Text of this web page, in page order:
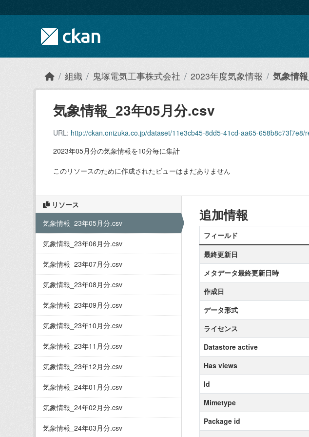
組織 鬼塚電気工事株式会社 2023年度気象情報 気象情
気象情報_23年05月分.csv
URL: http://ckan.onizuka.co.jp/dataset/11e3cb45-8dd5-41cd-aa65-
2023年05月分の気象情報を10分毎に集計
このリソースのために作成されたビューはまだありません
リソース
気象情報_23年05月分.csv
気象情報_23年06月分.csv
気象情報_23年07月分.csv
気象情報_23年08月分.csv
気象情報_23年09月分.csv
気象情報_23年10月分.csv
気象情報_23年11月分.csv
気象情報_23年12月分.csv
気象情報_24年01月分.csv
気象情報_24年02月分.csv
気象情報_24年03月分.csv
追加情報
フィールド
最終更新日
メタデータ最終更新日時
作成日
データ形式
ライセンス
Datastore active
Has views
Id
Mimetype
Package id